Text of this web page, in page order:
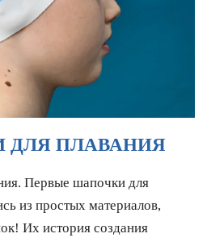
ДЛЯ ПЛАВАНИЯ
Первые шапочки для
из простых материалов,
Их история создания